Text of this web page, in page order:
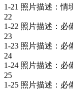
1-21 照片描述：情
22
1-22 照片描述：必
23
1-23 照片描述：必
24
1-24 照片描述：必
25
1-25 照片描述：必